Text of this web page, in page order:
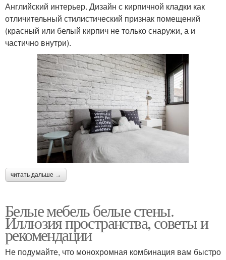
Английский интерьер. Дизайн с кирпичной кладки как
отличительный стилистический признак помещений
(красный или белый кирпич не только снаружи, а и
частично внутри).
читать дальше →
Белые мебель белые стены.
Иллюзия пространства, советы и
рекомендации
Не подумайте, что монохромная комбинация вам быстро